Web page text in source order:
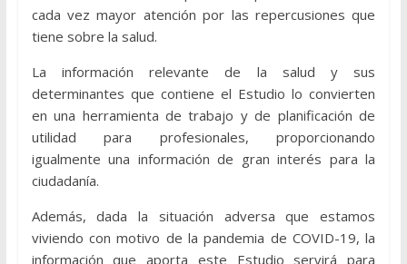
cada vez mayor atención por las repercusiones que
tiene sobre la salud.
La información relevante de la salud y sus
determinantes que contiene el Estudio lo convierten
en una herramienta de trabajo y de planificación de
utilidad para profesionales, proporcionando
igualmente una información de gran interés para la
ciudadanía.
Además, dada la situación adversa que estamos
viviendo con motivo de la pandemia de COVID-19, la
información que aporta este Estudio servirá para